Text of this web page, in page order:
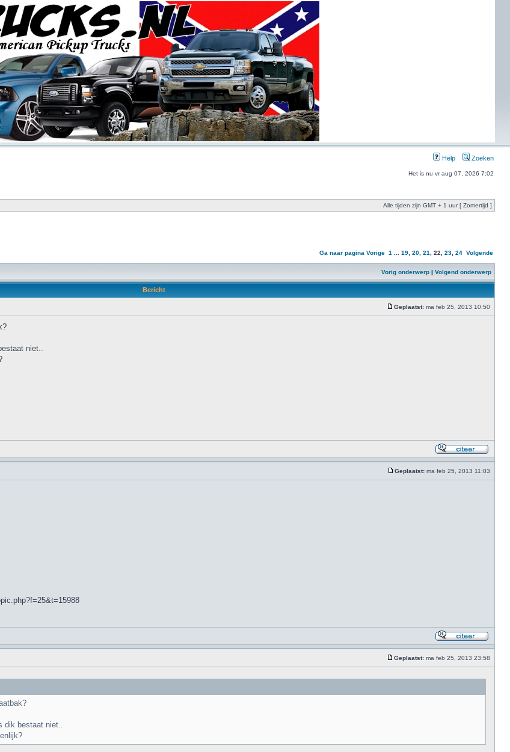
Help Zoeken
Het is nu vr aug 07, 2026 7:02
Alle tijden zijn GMT + 1 uur [ Zomertijd ]
Ga naar pagina Vorige 1 19 20 21 22 23 24 Volgende
Vorig onderwerp | Volgend onderwerp
Bericht
Geplaatst: ma feb 25, 2013 10:50
niet..
Geplaatst: ma feb 25, 2013 11:03
Geplaatst: ma feb 25, 2013 23:58
dik bestaat niet..